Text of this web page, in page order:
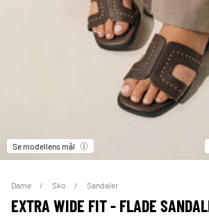
Se modellens mål
Dame Sko Sandaler
EXTRA WIDE FIT - FLADE